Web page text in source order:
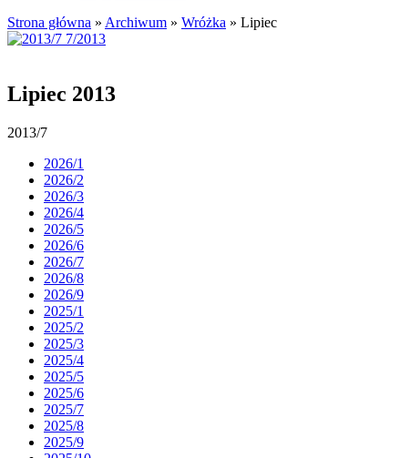
Strona główna » Archiwum » Wróżka » Lipiec
Lipiec 2013
2013/7
2026/1
2026/2
2026/3
2026/4
2026/5
2026/6
2026/7
2026/8
2026/9
2025/1
2025/2
2025/3
2025/4
2025/5
2025/6
2025/7
2025/8
2025/9